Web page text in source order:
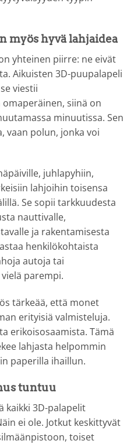
myös hyvä lahjaidea
yhteinen piirre: ne eivät
Aikuisten 3D-puupalapeli
viestii
siinä on
minuutissa. Sen
vaan polun, jonka voi
juhlapyhiin,
lahjoihin toisensa
Se sopii tarkkuudesta
nauttivalle,
ja rakentamisesta
henkilökohtaista
autoja tai
parempi.
tärkeää, että monet
erityisiä valmisteluja.
erikoisosaamista. Tämä
lahjasta helpommin
paperilla ihaillun.
tuntuu
kaikki 3D-palapelit
ei ole. Jotkut keskittyvät
toiset